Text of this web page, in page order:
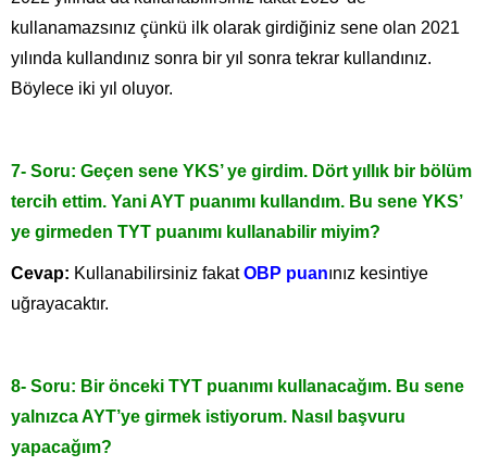
kullanamazsınız çünkü ilk olarak girdiğiniz sene olan 2021
yılında kullandınız sonra bir yıl sonra tekrar kullandınız.
Böylece iki yıl oluyor.
7- Soru: Geçen sene YKS’ ye girdim. Dört yıllık bir bölüm
tercih ettim. Yani AYT puanımı kullandım. Bu sene YKS’
ye girmeden TYT puanımı kullanabilir miyim?
Cevap: Kullanabilirsiniz fakatOBP puanınız kesintiye
uğrayacaktır.
8- Soru: Bir önceki TYT puanımı kullanacağım. Bu sene
yalnızca AYT’ye girmek istiyorum. Nasıl başvuru
yapacağım?